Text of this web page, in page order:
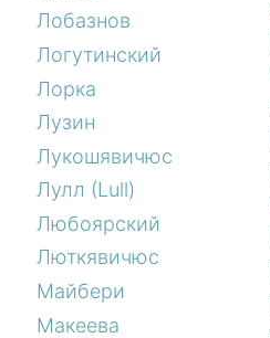
Лобазнов
Логутинский
Лорка
Лузин
Лукошявичюс
Лулл (Lull)
Любоярский
Люткявичюс
Майбери
Макеева